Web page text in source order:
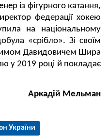
України
із фігурного катання,
федерації хокею
на національному
«срібло». Зі своїм
Давидовичем Шира
у 2019 році й покладає
Аркадій Мельман